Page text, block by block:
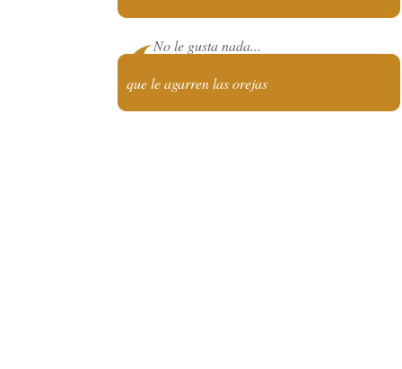
No le gusta nada...
que le agarren las orejas